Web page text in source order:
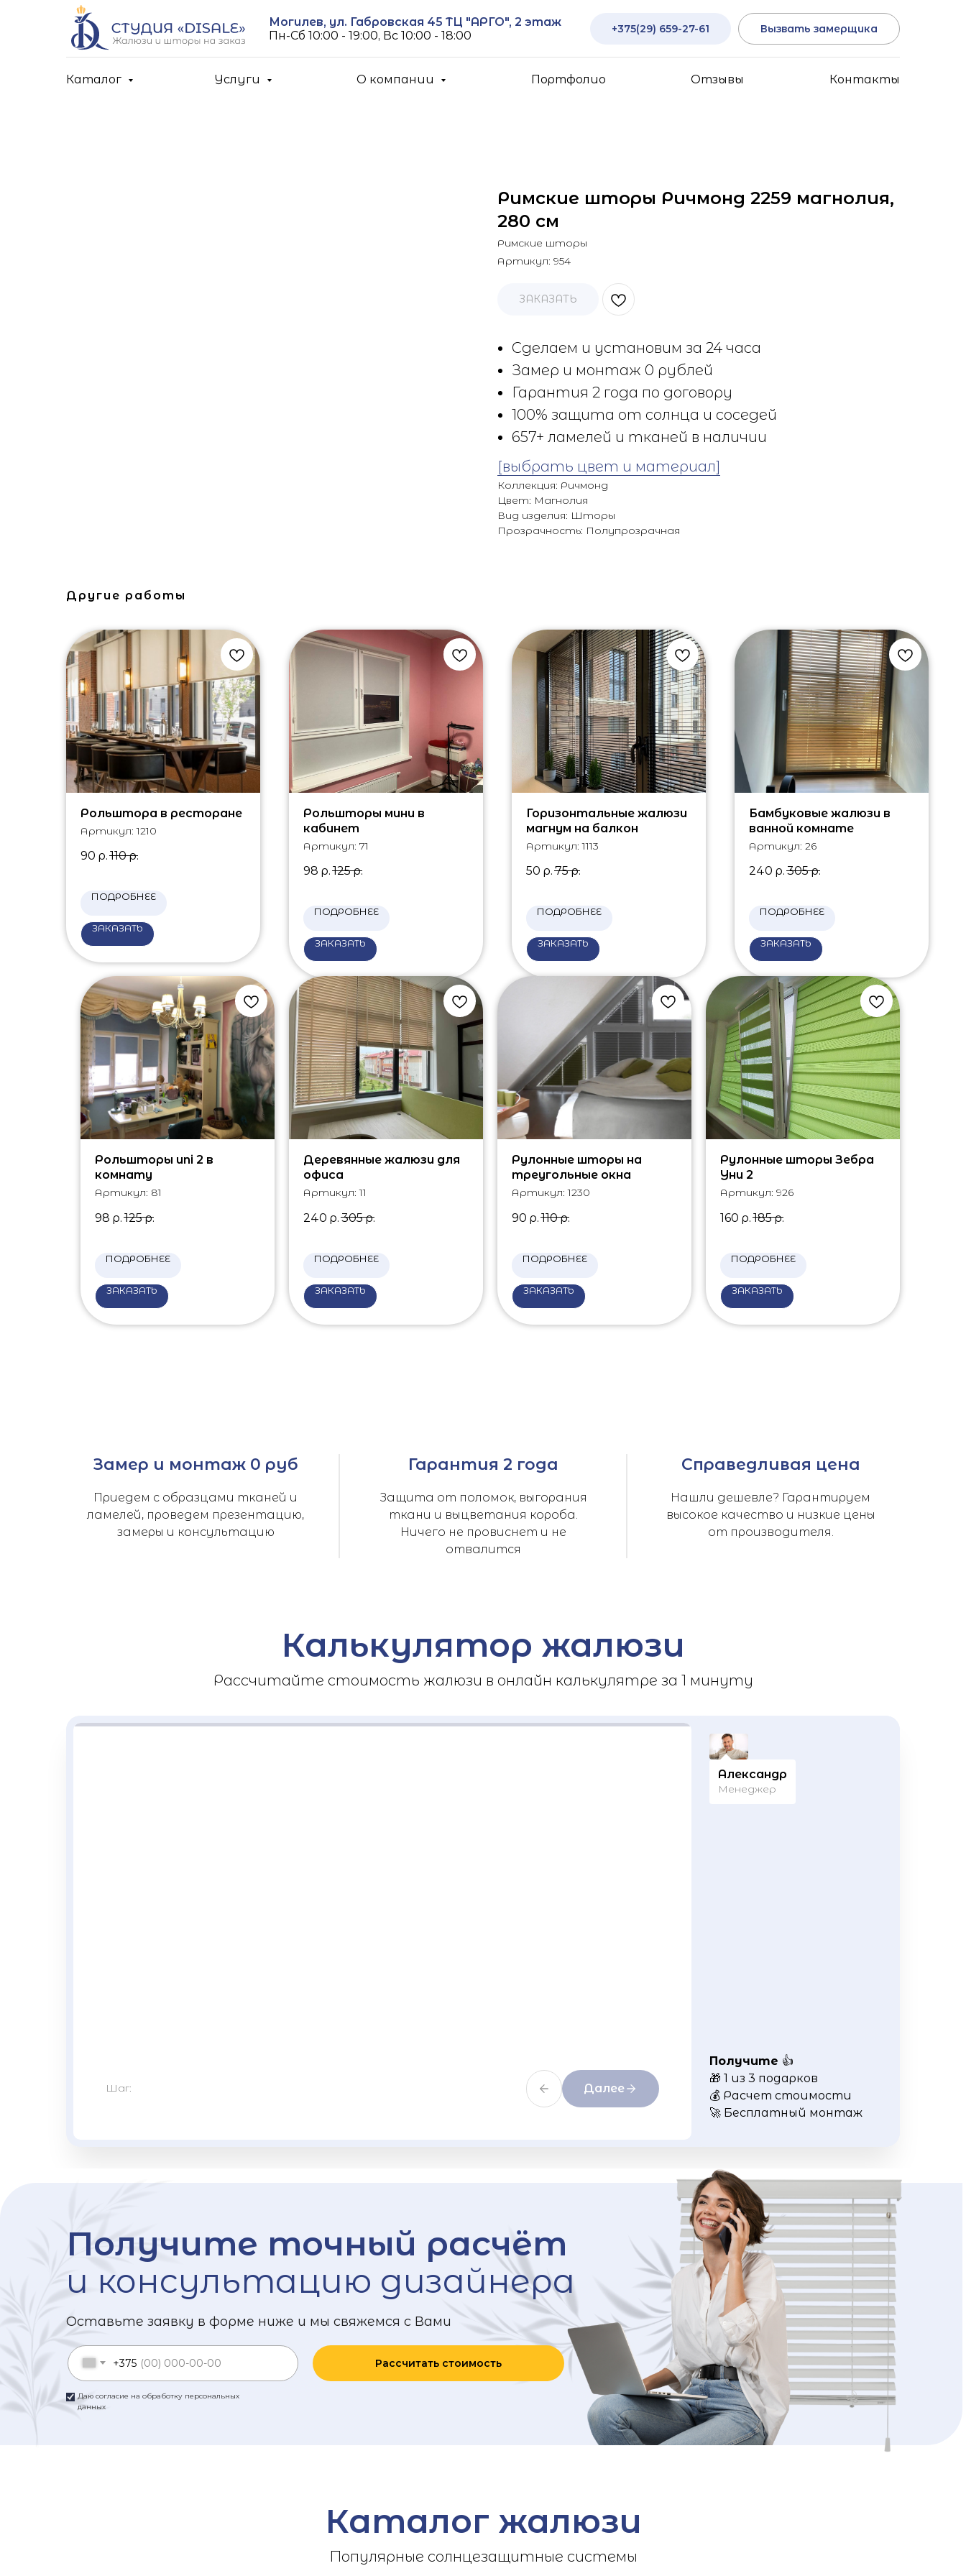
Могилев, ул. Габровская 45 ТЦ "АРГО", 2 этаж
Пн-Cб 10:00 - 19:00, Вс 10:00 - 18:00
+375(29) 659-27-61 Вызвать замерщика
Каталог Услуги О компании Портфолио Отзывы Контакты
Римские шторы Ричмонд 2259 магнолия,
280 см
Римские шторы
Артикул: 954
ЗАКАЗАТЬ
Сделаем и установим за 24 часа
Замер и монтаж 0 рублей
Гарантия 2 года по договору
100% защита от солнца и соседей
657+ ламелей и тканей в наличии
[выбрать цвет и материал]
Коллекция: Ричмонд
Цвет: Магнолия
Вид изделия: Шторы
Прозрачность: Полупрозрачная
Другие работы
Рольштора в ресторане
Артикул:1210
90 р. 110 р.
ПОДРОБНЕЕ
ЗАКАЗАТЬ
Рольшторы мини в
кабинет
Артикул: 71
98 р. 125 р.
ПОДРОБНЕЕ
ЗАКАЗАТЬ
Горизонтальные жалюзи
магнум на балкон
Артикул:1113
50 р. 75 р.
ПОДРОБНЕЕ
ЗАКАЗАТЬ
Бамбуковые жалюзи в
ванной комнате
Артикул: 26
240 р. 305 р.
ПОДРОБНЕЕ
ЗАКАЗАТЬ
Рольшторы uni 2 в
комнату
Артикул: 81
98 р. 125 р.
ПОДРОБНЕЕ
ЗАКАЗАТЬ
Деревянные жалюзи для
офиса
Артикул:11
240 р. 305 р.
ПОДРОБНЕЕ
ЗАКАЗАТЬ
Рулонные шторы на
треугольные окна
Артикул:1230
90 р. 110 р.
ПОДРОБНЕЕ
ЗАКАЗАТЬ
Рулонные шторы Зебра
Уни 2
Артикул: 926
160 р. 185 р.
ПОДРОБНЕЕ
ЗАКАЗАТЬ
Замер и монтаж 0 руб
Приедем с образцами тканей и
ламелей, проведем презентацию,
замеры и консультацию
Гарантия 2 года
Защита от поломок, выгорания
ткани и выцветания короба.
Ничего не провиснет и не
отвалится
Справедливая цена
Нашли дешевле? Гарантируем
высокое качество и низкие цены
от производителя.
Калькулятор жалюзи
Рассчитайте стоимость жалюзи в онлайн калькулятре за 1 минуту
Александр
Менеджер
Получите 👍
🎁 1 из 3 подарков
💰 Расчет стоимости
🚀 Бесплатный монтаж
Шаг: Далее
Получите точный расчёт
и консультацию дизайнера
Оставьте заявку в форме ниже и мы свяжемся с Вами
Даю согласие на обработку персональных
данных
+375 Рассчитать стоимость
Каталог жалюзи
Популярные солнцезащитные системы